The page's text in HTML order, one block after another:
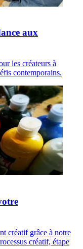
aux
les créateurs à
contemporains.
créatif grâce à notre
créatif, étape